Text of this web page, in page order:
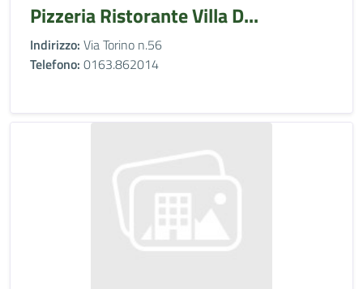
Pizzeria Ristorante Villa D...
Indirizzo: Via Torino n.56
Telefono: 0163.862014